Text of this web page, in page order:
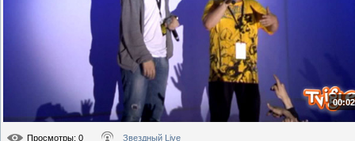
Просмотры: 0 Звездный Live